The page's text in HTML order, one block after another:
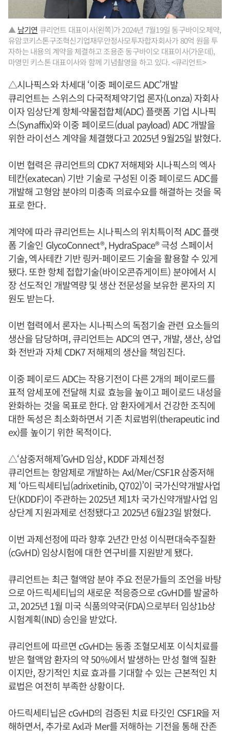
▲ 남기연 큐리언트 대표이사(왼쪽)가 2024년 7월19일 동구바이오제약,
유암코키스톤구조혁신기업재무안정사모투자합자회사가 80억 원을 투
자하는 내용의 계약을 체결하고 조용준 동구바이오 대표이사(가운데),
마영민 키스톤 대표이사와 함께 기념촬영을 하고 있다. <큐리언트>
△시나픽스와 차세대 ‘이중 페이로드 ADC’개발
큐리언트는 스위스의 다국적제약기업 론자(Lonza) 자회사
이자 임상단계 항체-약물접합체(ADC) 플랫폼 기업 시나픽
스(Synaffix)와 이중 페이로드(dual payload) ADC 개발을
위한 라이선스 계약을 체결했다고 2025년 9월25일 밝혔다.
이번 협력은 큐리언트의 CDK7 저해제와 시나픽스의 엑사
테칸(exatecan) 기반 기술로 구성된 이중 페이로드 ADC를
개발해 고형암 분야의 미충족 의료수요를 해결하는 것을 목
표로 한다.
계약에 따라 큐리언트는 시나픽스의 위치특이적 ADC 플랫
폼 기술인 GlycoConnect®, HydraSpace® 극성 스페이서
기술, 엑사테칸 기반 링커-페이로드 기술을 활용할 수 있게
됐다. 또한 항체 접합기술(바이오콘쥬게이트) 분야에서 시
장 선도적인 개발역량 및 생산 전문성을 보유한 론자의 지
원도 받는다.
이번 협력에서 론자는 시나픽스의 독점기술 관련 요소들의
생산을 담당하며, 큐리언트는 ADC의 연구, 개발, 생산, 상업
화 전반과 자체 CDK7 저해제의 생산을 책임진다.
이중 페이로드 ADC는 작용기전이 다른 2개의 페이로드를
표적 암세포에 전달해 치료 효능을 높이고 페이로드 내성을
완화하는 것을 목표로 한다. 암 환자에게서 건강한 조직에
대한 독성은 최소화하면서 기존 치료범위(therapeutic ind
ex)를 높이기 위한 목적이다.
△‘삼중저해제’GvHD 임상, KDDF 과제선정
큐리언트는 항암제로 개발하는 Axl/Mer/CSF1R 삼중저해
제 ‘아드릭세티닙(adrixetinib, Q702)’이 국가신약개발사업
단(KDDF)이 주관하는 2025년 제1차 국가신약개발사업 임
상단계 지원과제로 선정됐다고 2025년 6월23일 밝혔다.
이번 과제선정에 따라 향후 2년간 만성 이식편대숙주질환
(cGvHD) 임상시험에 대한 연구비를 지원받게 됐다.
큐리언트는 최근 혈액암 분야 주요 전문가들의 조언을 바탕
으로 아드릭세티닙의 새로운 적응증으로 cGvHD를 발굴하
고, 2025년 1월 미국 식품의약국(FDA)으로부터 임상1b상
시험계획(IND) 승인을 받았다.
큐리언트에 따르면 cGvHD는 동종 조혈모세포 이식치료를
받은 혈액암 환자의 약 50%에서 발생하는 만성 혈액 질환
이지만, 장기적인 치료 효과를 기대할 수 있는 근본적인 치
료법은 여전히 부족한 상황이다.
아드릭세티닙은 cGvHD의 검증된 치료 타깃인 CSF1R을 저
해하면서, 추가로 Axl과 Mer를 저해하는 기전을 통해 잔존